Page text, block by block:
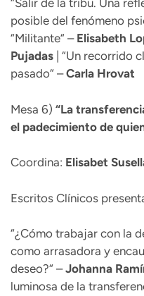
“Salir de la tribu. Una
posible del fenómeno
“Militante“ –Elisabeth
Pujadas | “Un recorrido
pasado“ –Carla Hrovat
Mesa 6) “La
el padecimiento de
Coordina: Elisabet
Escritos Clínicos
“¿Cómo trabajar con la
como arrasadora y
deseo?“ –Johanna
luminosa de la